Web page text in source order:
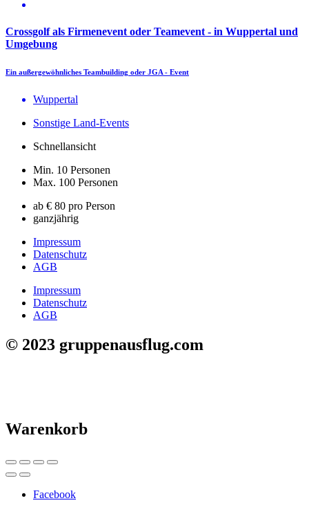
Crossgolf als Firmenevent oder Teamevent - in Wuppertal und
Umgebung
Ein außergewöhnliches Teambuilding oder JGA - Event
Wuppertal
Sonstige Land-Events
Schnellansicht
Min. 10 Personen
Max. 100 Personen
ab € 80 pro Person
ganzjährig
Impressum
Datenschutz
AGB
Impressum
Datenschutz
AGB
© 2023 gruppenausflug.com
Warenkorb
Facebook